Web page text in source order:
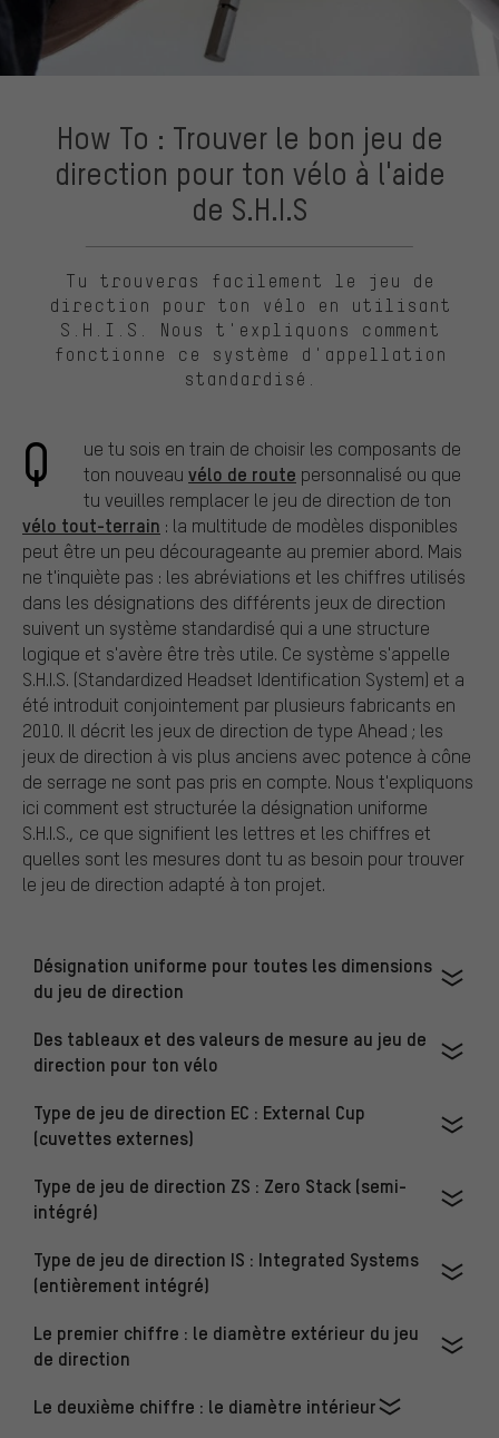
How To : Trouver le bon jeu de
direction pour ton vélo à l'aide
de S.H.I.S
Tu trouveras facilement le jeu de
direction pour ton vélo en utilisant
S.H.I.S. Nous t'expliquons comment
fonctionne ce système d'appellation
standardisé.
Q
ue tu sois en train de choisir les composants de
ton nouveau vélo de route personnalisé ou que
tu veuilles remplacer le jeu de direction de ton
vélo tout-terrain : la multitude de modèles disponibles
peut être un peu décourageante au premier abord. Mais
ne t'inquiète pas : les abréviations et les chiffres utilisés
dans les désignations des différents jeux de direction
suivent un système standardisé qui a une structure
logique et s'avère être très utile. Ce système s'appelle
S.H.I.S. (Standardized Headset Identification System) et a
été introduit conjointement par plusieurs fabricants en
2010. Il décrit les jeux de direction de type Ahead ; les
jeux de direction à vis plus anciens avec potence à cône
de serrage ne sont pas pris en compte. Nous t'expliquons
ici comment est structurée la désignation uniforme
S.H.I.S., ce que signifient les lettres et les chiffres et
quelles sont les mesures dont tu as besoin pour trouver
le jeu de direction adapté à ton projet.
Désignation uniforme pour toutes les dimensions
du jeu de direction
Des tableaux et des valeurs de mesure au jeu de
direction pour ton vélo
Type de jeu de direction EC : External Cup
(cuvettes externes)
Type de jeu de direction ZS : Zero Stack (semi-
intégré)
Type de jeu de direction IS : Integrated Systems
(entièrement intégré)
Le premier chiffre : le diamètre extérieur du jeu
de direction
Le deuxième chiffre : le diamètre intérieur